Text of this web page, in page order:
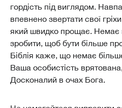
гордість під виглядом.
впевнено звертати свої
який швидко прощає. Немає
зробити, щоб бути більше
Біблія каже, що немає
Ваша особистість
Досконалий в очах Бога.